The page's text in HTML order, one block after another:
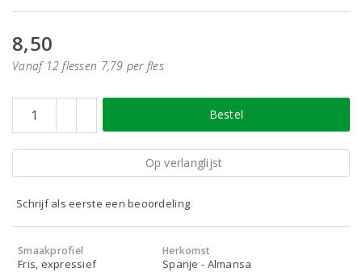
8,50
Vanaf 12 flessen 7,79 per fles
Bestel
Op verlanglijst
Schrijf als eerste een beoordeling
Smaakprofiel
Fris, expressief
Herkomst
Spanje - Almansa